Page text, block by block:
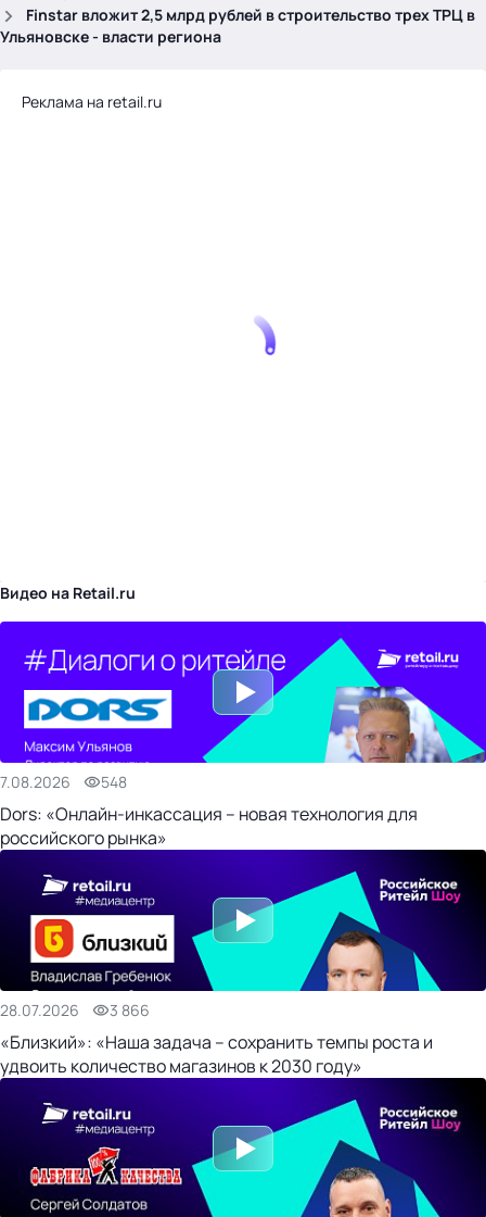
Finstar вложит 2,5 млрд рублей в строительство трех ТРЦ в
Ульяновске - власти региона
Реклама на retail.ru
Видео на Retail.ru
7.08.2026 548
Dors: «Онлайн-инкассация – новая технология для
российского рынка»
28.07.2026 3 866
«Близкий»: «Наша задача – сохранить темпы роста и
удвоить количество магазинов к 2030 году»